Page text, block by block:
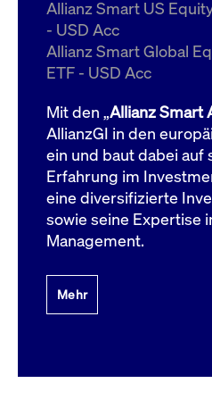
Allianz Smart US
- USD Acc
Allianz Smart Global
ETF - USD Acc
Mit den „Allianz Smart
AllianzGI in den
ein und baut dabei auf
Erfahrung im
eine diversifizierte
sowie seine Expertise
Management.
Mehr
ApplicationGatewayAffinityCORS